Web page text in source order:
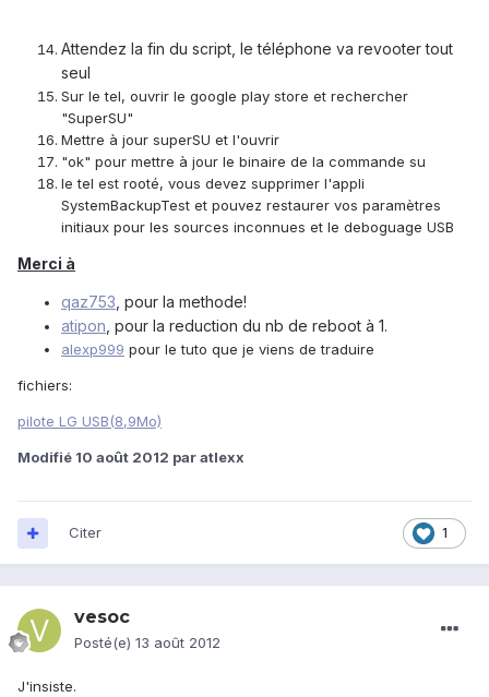
Attendez la fin du script, le téléphone va revooter tout
seul
Sur le tel, ouvrir le google play store et rechercher
"SuperSU"
Mettre à jour superSU et l'ouvrir
"ok" pour mettre à jour le binaire de la commande su
le tel est rooté, vous devez supprimer l'appli
SystemBackupTest et pouvez restaurer vos paramètres
initiaux pour les sources inconnues et le deboguage USB
Merci à
qaz753 , pour la methode!
atipon , pour la reduction du nb de reboot à 1.
alexp999 pour le tuto que je viens de traduire
fichiers:
pilote LG USB(8,9Mo)
Modifié 10 août 2012 par atlexx
1
Citer
vesoc
Posté(e) 13 août 2012
J'insiste.